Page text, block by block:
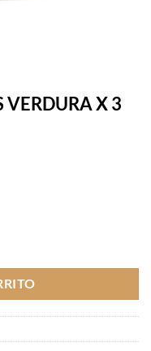
VERDURA X 3